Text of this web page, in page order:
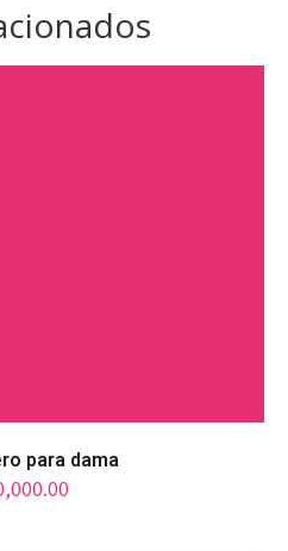
para dama